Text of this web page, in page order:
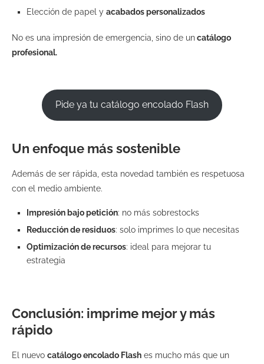
Elección de papel y acabados personalizados
No es una impresión de emergencia, sino de uncatálogo
profesional.
Pide ya tu catálogo encolado Flash
Un enfoque más sostenible
Además de ser rápida, esta novedad también es respetuosa
con el medio ambiente.
Impresión bajo petición: no más sobrestocks
Reducción de residuos: solo imprimes lo que necesitas
Optimización de recursos: ideal para mejorar tu
estrategia
Conclusión: imprime mejor y más
rápido
El nuevo catálogo encolado Flash es mucho más que un